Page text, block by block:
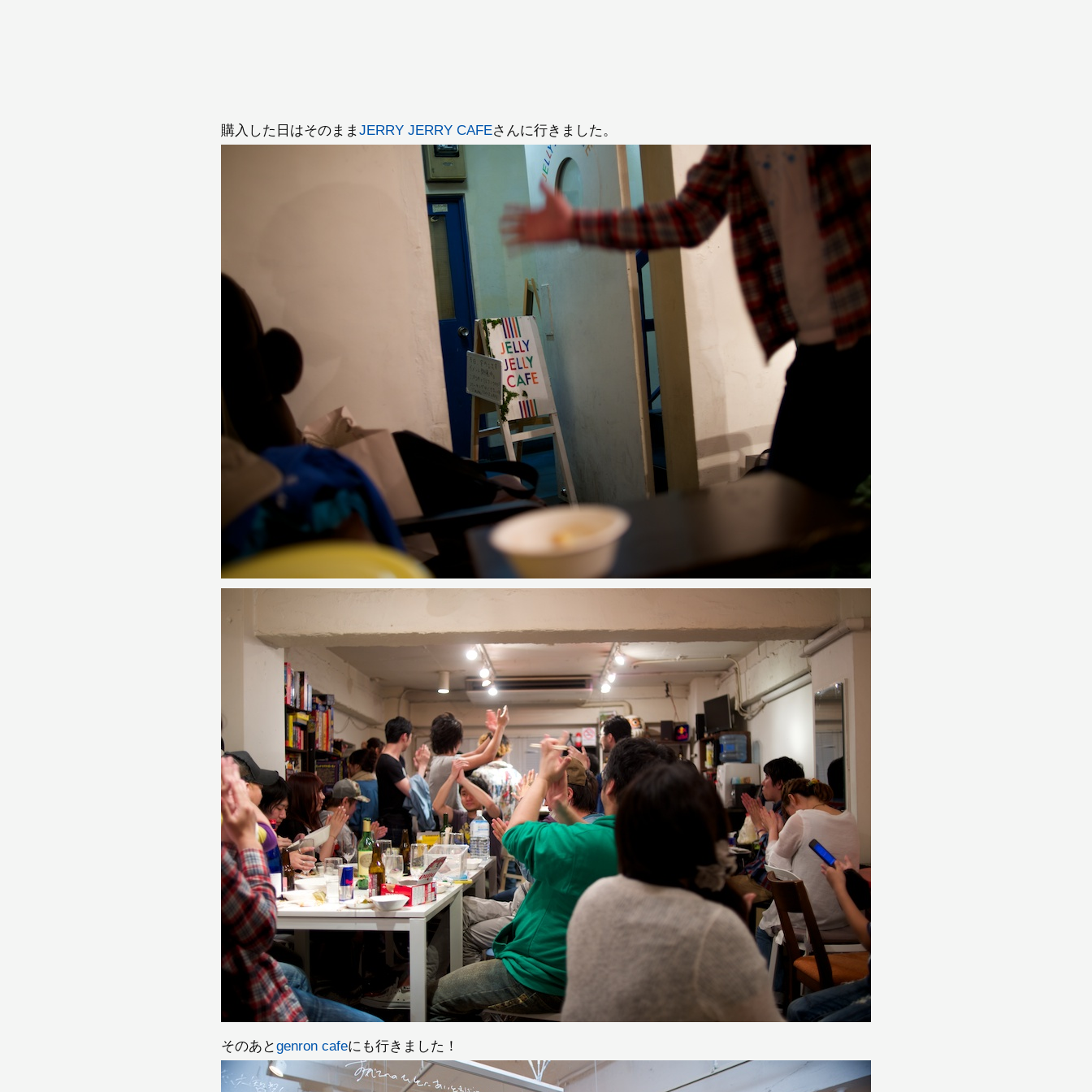
購入した日はそのまま JERRY JERRY CAFEさんに行きました。
そのあとgenron cafeにも行きました！